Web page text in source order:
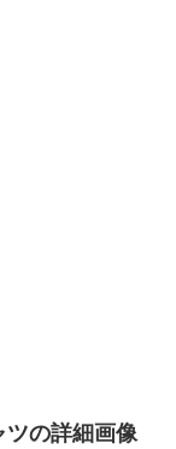
ツの詳細画像